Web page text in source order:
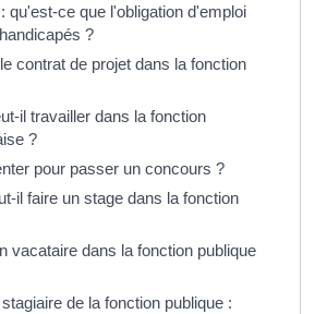
qu'est-ce que l'obligation d'emploi
?
contrat de projet dans la fonction
il travailler dans la fonction
?
pour passer un concours ?
il faire un stage dans la fonction
vacataire dans la fonction publique
de la fonction publique :